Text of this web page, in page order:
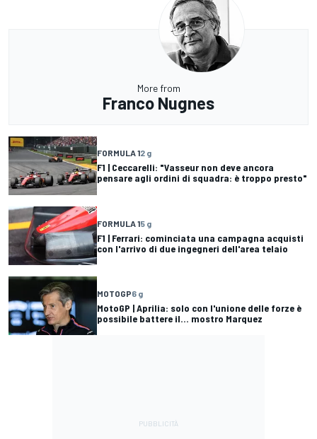
More from
Franco Nugnes
FORMULA 12 g
F1 | Ceccarelli: "Vasseur non deve ancora
pensare agli ordini di squadra: è troppo presto"
FORMULA 15 g
F1 | Ferrari: cominciata una campagna acquisti
con l'arrivo di due ingegneri dell'area telaio
MOTOGP6 g
MotoGP | Aprilia: solo con l'unione delle forze è
possibile battere il... mostro Marquez